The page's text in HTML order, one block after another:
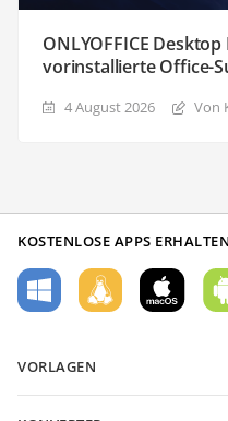
ONLYOFFICE
vorinstallierte Office-
4 August 2026 Von
KOSTENLOSE APPS ERHALTEN
VORLAGEN